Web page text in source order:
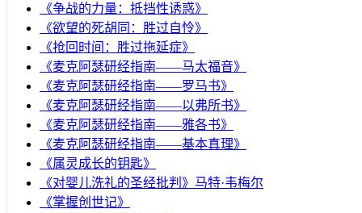
《争战的力量：抵挡性诱惑》
《欲望的死胡同：胜过自怜》
《抢回时间：胜过拖延症》
《麦克阿瑟研经指南——马太福音》
《麦克阿瑟研经指南——罗马书》
《麦克阿瑟研经指南——以弗所书》
《麦克阿瑟研经指南——雅各书》
《麦克阿瑟研经指南——基本真理》
《属灵成长的钥匙》
《对婴儿洗礼的圣经批判》马特·韦梅尔
《掌握创世记》